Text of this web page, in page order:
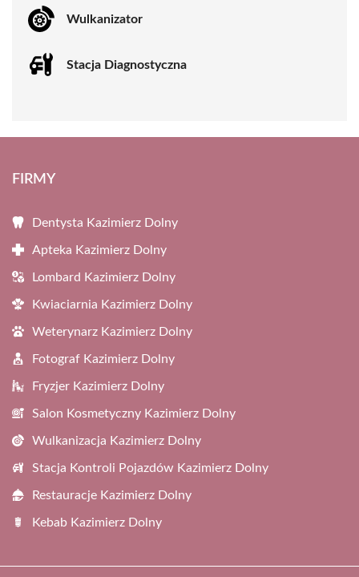
Wulkanizator
Stacja Diagnostyczna
FIRMY
Dentysta Kazimierz Dolny
Apteka Kazimierz Dolny
Lombard Kazimierz Dolny
Kwiaciarnia Kazimierz Dolny
Weterynarz Kazimierz Dolny
Fotograf Kazimierz Dolny
Fryzjer Kazimierz Dolny
Salon Kosmetyczny Kazimierz Dolny
Wulkanizacja Kazimierz Dolny
Stacja Kontroli Pojazdów Kazimierz Dolny
Restauracje Kazimierz Dolny
Kebab Kazimierz Dolny